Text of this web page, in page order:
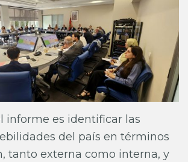
informe es identificar las
del país en términos
tanto externa como interna, y